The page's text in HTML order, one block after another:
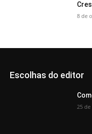
8 de
Escolhas do editor
25